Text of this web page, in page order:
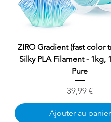
ZIRO Gradient (fast color
Silky PLA Filament - 1kg,
Pure
Prix
39,99 €
Ajouter au panier